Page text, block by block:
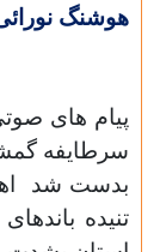
هوشنگ
پیام های
سرطایفه
بدست شد
تنیده